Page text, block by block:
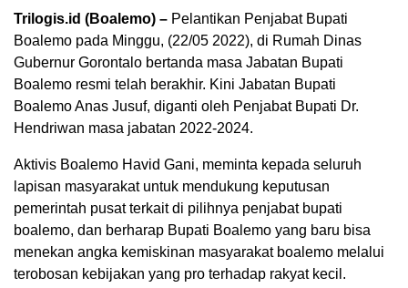
Trilogis.id (Boalemo) – Pelantikan Penjabat Bupati
Boalemo pada Minggu, (22/05 2022), di Rumah Dinas
Gubernur Gorontalo bertanda masa Jabatan Bupati
Boalemo resmi telah berakhir. Kini Jabatan Bupati
Boalemo Anas Jusuf, diganti oleh Penjabat Bupati Dr.
Hendriwan masa jabatan 2022-2024.
Aktivis Boalemo Havid Gani, meminta kepada seluruh
lapisan masyarakat untuk mendukung keputusan
pemerintah pusat terkait di pilihnya penjabat bupati
boalemo, dan berharap Bupati Boalemo yang baru bisa
menekan angka kemiskinan masyarakat boalemo melalui
terobosan kebijakan yang pro terhadap rakyat kecil.